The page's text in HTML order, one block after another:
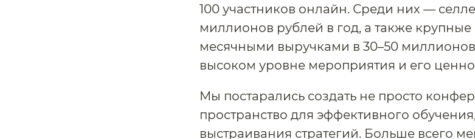
100 участников онлайн. Среди них —
миллионов рублей в год, а также
месячными выручками в 30–50
высоком уровне мероприятия и его
Мы постарались создать не просто
пространство для эффективного
выстраивания стратегий. Больше всего